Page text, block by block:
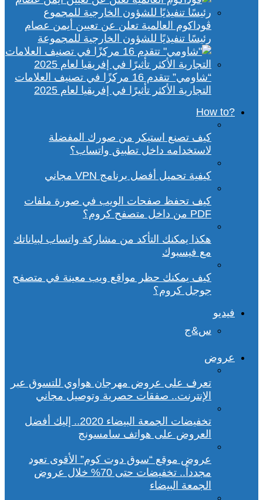
ڤوداكوم العالمية تعلن عن تعيين أيمن عصام
رئيسًا تنفيذيًا للشؤون الخارجية للمجموعة
“شاومي” تتقدم 16 مركزًا في تصنيف العلامات
التجارية الأكثر تأثيرًا في إفريقيا لعام 2025
?How to
كيف تصنع استيكر من صورك المفضلة
لاستخدامه داخل تطبيق واتساب؟
كيفية تحميل أفضل برنامج VPN مجاني
كيف تحفظ صفحات الويب في صورة ملفات
PDF من داخل متصفح كروم؟
هكذا يمكنك التأكد من مشاركة واتساب لبياناتك
مع فيسبوك
كيف يمكنك حظر مواقع ويب معينة في متصفح
جوجل كروم؟
فيديو
س&ج
عروض
تعرف على عروض مهرجان هواوي للتسوق عبر
الإنترنت.. صفقات حصرية وتوصيل مجاني
تخفيضات الجمعة البيضاء 2020.. إليك أفضل
العروض على هواتف سامسونج
عروض موقع “سوق دوت كوم” الأقوى تعود
مجدداً.. تخفيضات حتى 70% خلال عروض
الجمعة البيضاء